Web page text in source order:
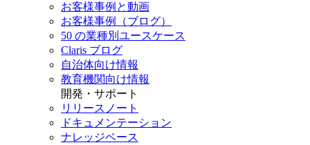
お客様事例と動画
お客様事例（ブログ）
50 の業種別ユースケース
Claris ブログ
自治体向け情報
教育機関向け情報
開発・サポート
リリースノート
ドキュメンテーション
ナレッジベース